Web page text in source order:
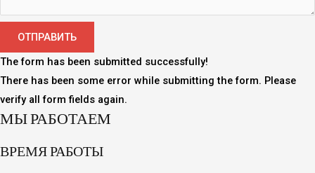
ОТПРАВИТЬ
The form has been submitted successfully!
There has been some error while submitting the form. Please
verify all form fields again.
МЫ РАБОТАЕМ
ВРЕМЯ РАБОТЫ